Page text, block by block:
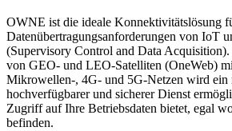
OWNE ist die ideale Konnektivitätslösung
Datenübertragungsanforderungen von IoT
(Supervisory Control and Data
von GEO- und LEO-Satelliten (OneWeb)
Mikrowellen-, 4G- und 5G-Netzen wird ein
hochverfügbarer und sicherer Dienst
Zugriff auf Ihre Betriebsdaten bietet, egal
befinden.